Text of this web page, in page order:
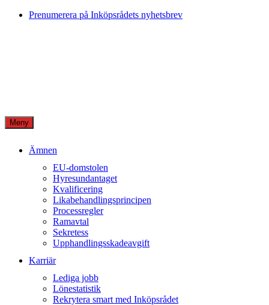
Skip
Prenumerera på Inköpsrådets nyhetsbrev
Meny
Ämnen
EU-domstolen
Hyresundantaget
Kvalificering
Likabehandlingsprincipen
Processregler
Ramavtal
Sekretess
Upphandlingsskadeavgift
Karriär
Lediga jobb
Lönestatistik
Rekrytera smart med Inköpsrådet